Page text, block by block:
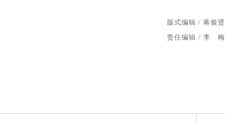
版式编辑 / 蒋俊贤
责任编辑 / 李 梅